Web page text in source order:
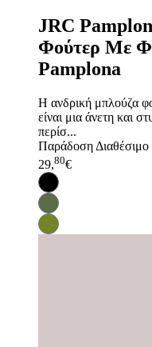
JRC
Φούτερ Με
Pamplona
Η ανδρική μπλούζα
είναι μια άνετη και
περίσ...
Παράδοση
29,80€